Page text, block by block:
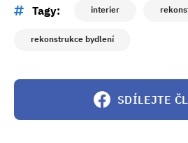
Tagy: interier
rekonstrukce bydlení
SDÍLEJTE